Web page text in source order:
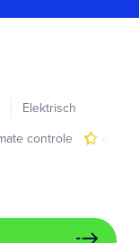
Elektrisch
controle